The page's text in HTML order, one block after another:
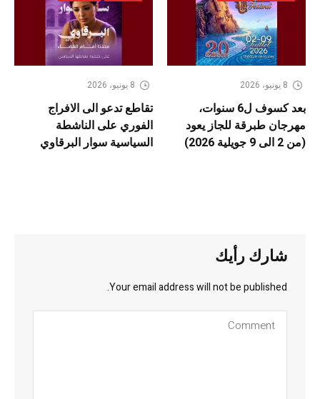
8 يونيو، 2026
بعد كسوف ل6 سنوات،
مهرجان طبرقة للجاز يعود
(من 2 الى 9 جويلية 2026)
8 يونيو، 2026
تقاطع تدعو الى الافراج
الفوري على الناشطة
السياسية سوار البرقاوي
شارك رأيك
Your email address will not be published.